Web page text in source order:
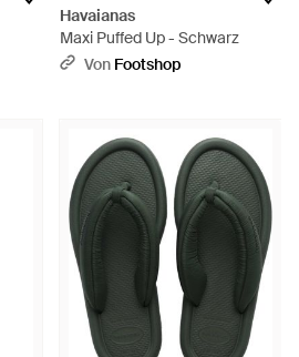
Havaianas
Maxi Puffed Up - Schwarz
Von Footshop